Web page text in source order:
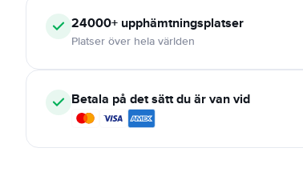
24000+ upphämtningsplatser
Platser över hela världen
Betala på det sätt du är van vid